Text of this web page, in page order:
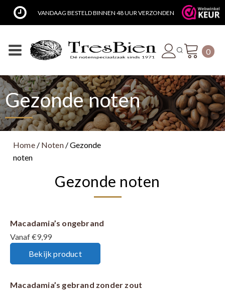
48 UUR VERZONDEN LUXE CADEAU VERPAKKING
0
Gezonde noten
Home/ Noten/ Gezonde
noten
Gezonde noten
Macadamia’s ongebrand
Vanaf €9,99
Bekijk product
Macadamia’s gebrand zonder zout